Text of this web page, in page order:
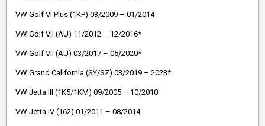
VW Golf VI Plus (1KP) 03/2009 – 01/2014
VW Golf VII (AU) 11/2012 – 12/2016*
VW Golf VII (AU) 03/2017 – 05/2020*
VW Grand California (SY/SZ) 03/2019 – 2023*
VW Jetta III (1K5/1KM) 09/2005 – 10/2010
VW Jetta IV (162) 01/2011 – 08/2014